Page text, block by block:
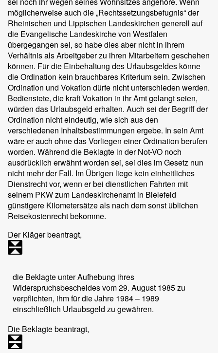
möglicherweise auch die „Rechtssetzungsbefugnis“ der
Rheinischen und Lippischen Landeskirchen generell auf
die Evangelische Landeskirche von Westfalen
übergegangen sei, so habe dies aber nicht in ihrem
Verhältnis als Arbeitgeber zu ihren Mitarbeitern geschehen
können. Für die Einbehaltung des Urlaubsgeldes könne
die Ordination kein brauchbares Kriterium sein. Zwischen
Ordination und Vokation dürfe nicht unterschieden werden.
Bedienstete, die kraft Vokation in ihr Amt gelangt seien,
würden das Urlaubsgeld erhalten. Auch sei der Begriff der
Ordination nicht eindeutig, wie sich aus den
verschiedenen Inhaltsbestimmungen ergebe. In sein Amt
wäre er auch ohne das Vorliegen einer Ordination berufen
worden. Während die Beklagte in der Not-VO noch
ausdrücklich erwähnt worden sei, sei dies im Gesetz nun
nicht mehr der Fall. Im Übrigen liege kein einheitliches
Dienstrecht vor, wenn er bei dienstlichen Fahrten mit
seinem PKW zum Landeskirchenamt in Bielefeld
günstigere Kilometersätze als nach dem sonst üblichen
Reisekostenrecht bekomme.
Der Kläger beantragt,
die Beklagte unter Aufhebung ihres
Widerspruchsbescheides vom 29. August 1985 zu
verpflichten, ihm für die Jahre 1984 – 1989
einschließlich Urlaubsgeld zu gewähren.
Die Beklagte beantragt,